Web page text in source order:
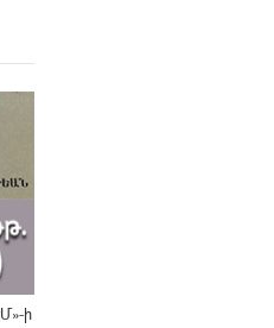
ի